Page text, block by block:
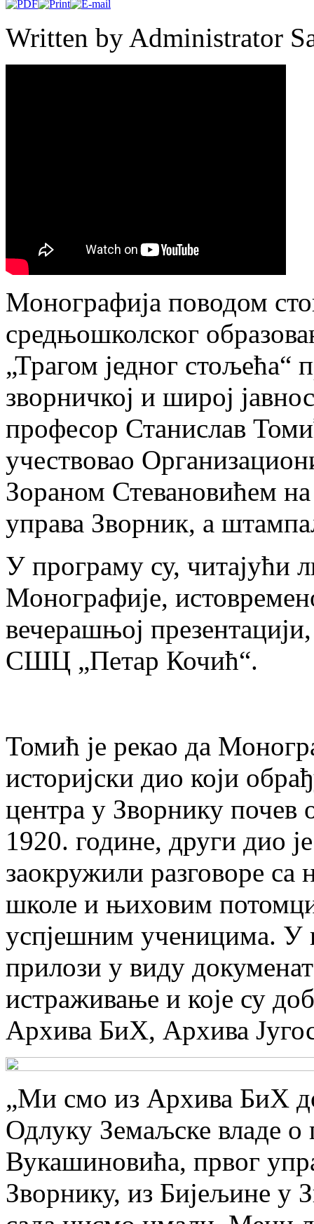
Written by Administrator
Монографија поводом
средњошколског
„Трагом једног стољећа“
зворничкој и широј
професор Станислав
учествовао
Зораном Стевановићем
управа Зворник, а
У програму су, читајући
Монографије,
вечерашњој
СШЦ „Петар Кочић“.
Томић је рекао да
историјски дио који
центра у Зворнику почев
1920. године, други дио
заокружили разговоре
школе и њиховим
успјешним ученицима. У
прилози у виду
истраживање и које су
Архива БиХ, Архива
„Ми смо из Архива БиХ
Одлуку Земаљске владе
Вукашиновића, првог
Зворнику, из Бијељине у